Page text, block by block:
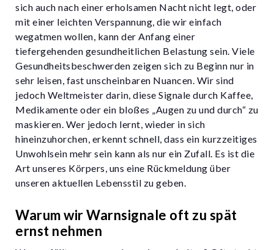
sich auch nach einer erholsamen Nacht nicht legt, oder
mit einer leichten Verspannung, die wir einfach
wegatmen wollen, kann der Anfang einer
tiefergehenden gesundheitlichen Belastung sein. Viele
Gesundheitsbeschwerden zeigen sich zu Beginn nur in
sehr leisen, fast unscheinbaren Nuancen. Wir sind
jedoch Weltmeister darin, diese Signale durch Kaffee,
Medikamente oder ein bloßes „Augen zu und durch“ zu
maskieren. Wer jedoch lernt, wieder in sich
hineinzuhorchen, erkennt schnell, dass ein kurzzeitiges
Unwohlsein mehr sein kann als nur ein Zufall. Es ist die
Art unseres Körpers, uns eine Rückmeldung über
unseren aktuellen Lebensstil zu geben.
Warum wir Warnsignale oft zu spät
ernst nehmen